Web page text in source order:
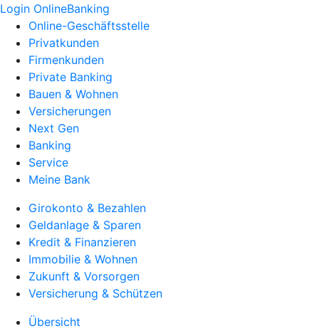
Login OnlineBanking
Online-Geschäftsstelle
Privatkunden
Firmenkunden
Private Banking
Bauen & Wohnen
Versicherungen
Next Gen
Banking
Service
Meine Bank
Girokonto & Bezahlen
Geldanlage & Sparen
Kredit & Finanzieren
Immobilie & Wohnen
Zukunft & Vorsorgen
Versicherung & Schützen
Übersicht